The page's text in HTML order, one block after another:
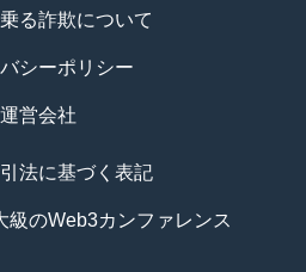
る詐欺について
シーポリシー
運営会社
法に基づく表記
級のWeb3カンファレンス